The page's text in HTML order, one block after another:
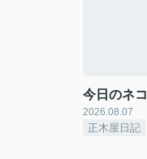
今日のネコ
2026.08.07
正木屋日記